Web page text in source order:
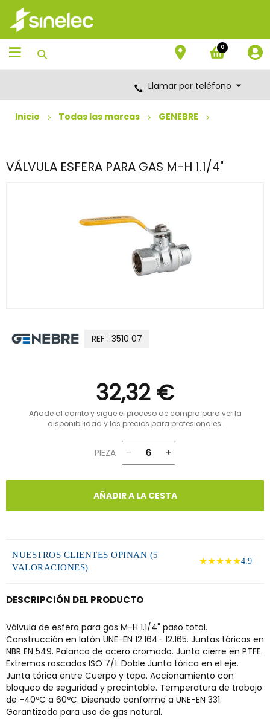
Saltar
contenido
Saltar
menú
de
navegación
0
Llamar por teléfono
Inicio Todas las marcas GENEBRE
VÁLVULA ESFERA PARA GAS M-H 1.1/4"
REF : 3510 07
32,32 €
Añade al carrito y sigue el proceso de compra para ver la
disponibilidad y los precios para profesionales.
PIEZA
AÑADIR A LA CESTA
NUESTROS CLIENTES OPINAN (5
VALORACIONES)
★★★★★4.9
DESCRIPCIÓN DEL PRODUCTO
Válvula de esfera para gas M-H 1.1/4" paso total.
Construcción en latón UNE-EN 12.164- 12.165. Juntas tóricas en
NBR EN 549. Palanca de acero cromado. Junta cierre en PTFE.
Extremos roscados ISO 7/1. Doble Junta tórica en el eje.
Junta tórica entre Cuerpo y tapa. Accionamiento con
bloqueo de seguridad y precintable. Temperatura de trabajo
de -40ºC a 60ºC. Diseñado conforme a UNE-EN 331.
Garantizada para uso de gas natural.